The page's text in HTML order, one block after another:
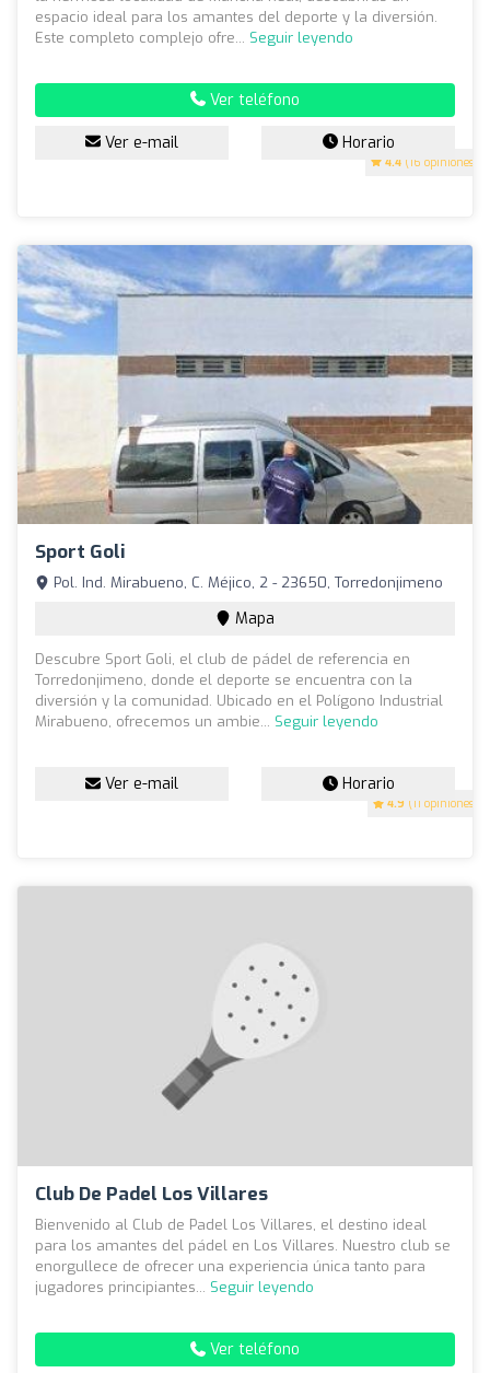
4.4 (16 opiniones)
espacio ideal para los amantes del deporte y la diversión.
Este completo complejo ofre... Seguir leyendo
Ver teléfono
Ver e-mail Horario
Sport Goli
4.9 (11 opiniones)
Pol. Ind. Mirabueno, C. Méjico, 2 - 23650, Torredonjimeno
Mapa
Descubre Sport Goli, el club de pádel de referencia en
Torredonjimeno, donde el deporte se encuentra con la
diversión y la comunidad. Ubicado en el Polígono Industrial
Mirabueno, ofrecemos un ambie... Seguir leyendo
Ver e-mail Horario
Club De Padel Los Villares
Bienvenido al Club de Padel Los Villares, el destino ideal
para los amantes del pádel en Los Villares. Nuestro club se
enorgullece de ofrecer una experiencia única tanto para
jugadores principiantes... Seguir leyendo
Ver teléfono